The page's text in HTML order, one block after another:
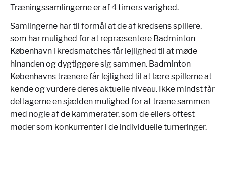
Træningssamlingerne er af 4 timers varighed.
Samlingerne har til formål at de af kredsens spillere,
som har mulighed for at repræsentere Badminton
København i kredsmatches får lejlighed til at møde
hinanden og dygtiggøre sig sammen. Badminton
Københavns trænere får lejlighed til at lære spillerne at
kende og vurdere deres aktuelle niveau. Ikke mindst får
deltagerne en sjælden mulighed for at træne sammen
med nogle af de kammerater, som de ellers oftest
møder som konkurrenter i de individuelle turneringer.